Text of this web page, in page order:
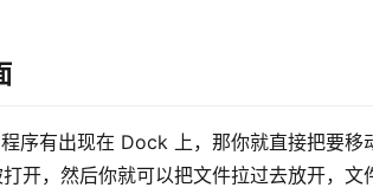
序有出现在 Dock 上，那你就直接把要移
开，然后你就可以把文件拉过去放开，文